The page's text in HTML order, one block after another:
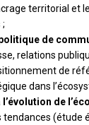
territorial et
de
relations
de
dans
l’évolution de
tendances (étude